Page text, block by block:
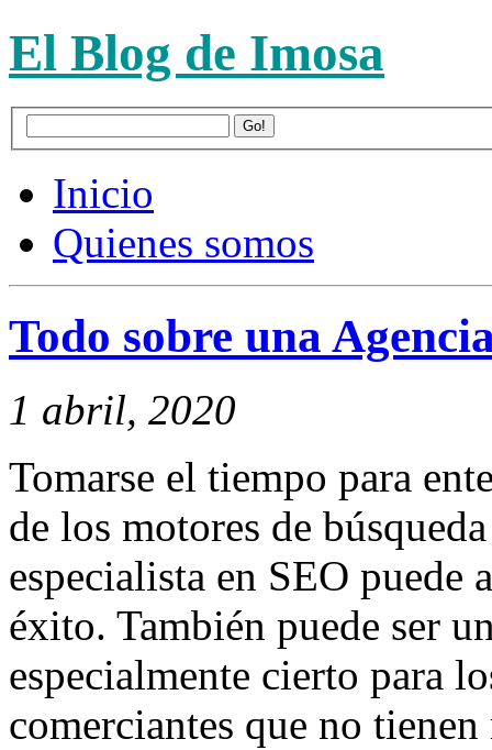
El Blog de Imosa
Inicio
Quienes somos
Todo sobre una
1 abril, 2020
Tomarse el tiempo para
de los motores de
especialista en SEO puede
éxito. También puede ser
especialmente cierto para
comerciantes que no